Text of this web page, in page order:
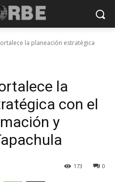
la planeación estratégica
la
con el
y
0
173